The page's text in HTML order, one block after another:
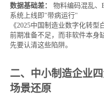
数据基础差：
物料编码混乱、
系统上线即"带病运行"
《2025中国制造业数字化转
前期准备不足，而非软件本身
先要认清这些陷阱。
二、中小制造企业
场景还原